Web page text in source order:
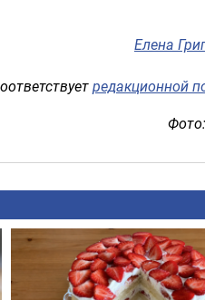
Елена
редакционной